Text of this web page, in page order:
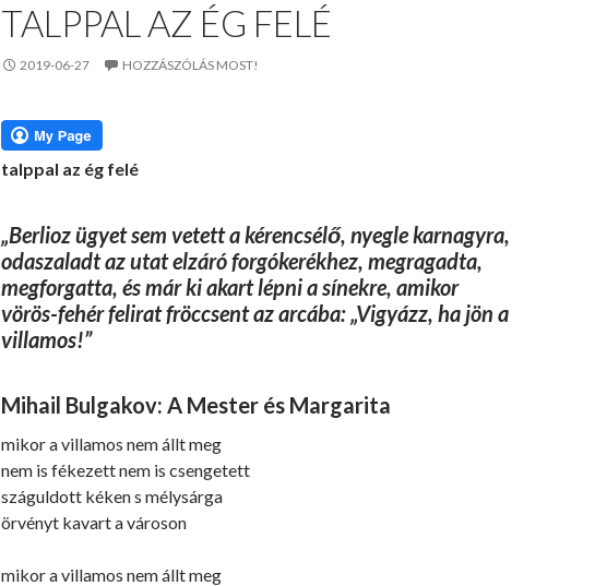
TALPPAL AZ ÉG FELÉ
2019-06-27 HOZZÁSZÓLÁS MOST!
talppal az ég felé
„Berlioz ügyet sem vetett a kérencsélő, nyegle karnagyra,
odaszaladt az utat elzáró forgókerékhez, megragadta,
megforgatta, és már ki akart lépni a sínekre, amikor
vörös-fehér felirat fröccsent az arcába: „Vigyázz, ha jön a
villamos!”
Mihail Bulgakov: A Mester és Margarita
mikor a villamos nem állt meg
nem is fékezett nem is csengetett
száguldott kéken s mélysárga
örvényt kavart a városon
mikor a villamos nem állt meg